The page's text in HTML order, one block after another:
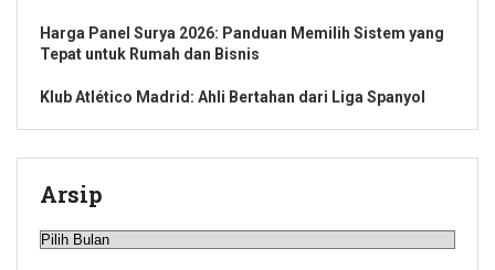
Harga Panel Surya 2026: Panduan Memilih Sistem yang
Tepat untuk Rumah dan Bisnis
Klub Atlético Madrid: Ahli Bertahan dari Liga Spanyol
Arsip
Arsip